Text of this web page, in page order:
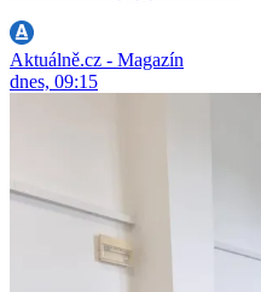
Aktuálně.cz - Magazín
dnes, 09:15